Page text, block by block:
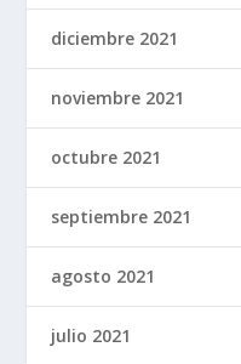
diciembre 2021
noviembre 2021
octubre 2021
septiembre 2021
agosto 2021
julio 2021